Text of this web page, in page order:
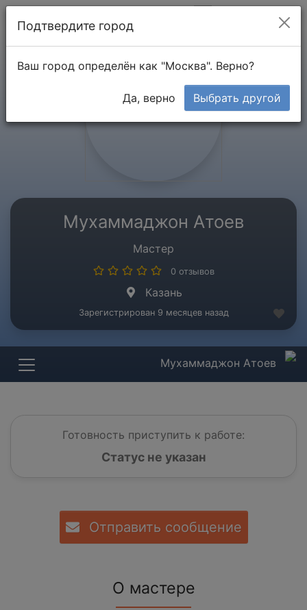
Мухаммаджон Атоев
Мастер
0 отзывов
Казань
Зарегистрирован 9 месяцев назад
Мухаммаджон Атоев
Готовность приступить к работе:
Статус не указан
Отправить сообщение
О мастере
Подтвердите город
Ваш город определён как "Москва". Верно?
Да, верно Выбрать другой